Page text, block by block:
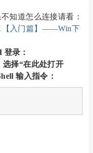
知道怎么连接请看：
【入门篇】——Win下
登录：
择“在此处打开
输入指令：